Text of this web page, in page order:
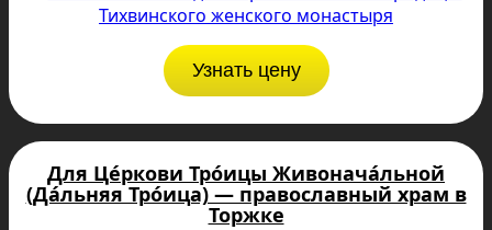
Узнать цену
Для Це́ркови Тро́ицы Живонача́льной
(Да́льняя Тро́ица) — православный храм в
Торжке